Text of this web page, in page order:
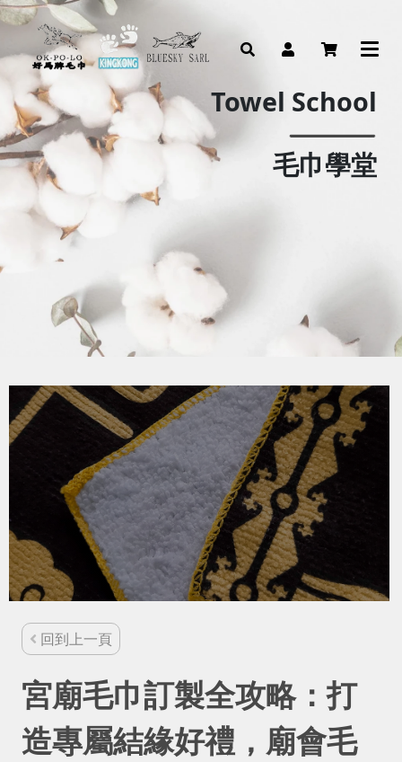
Towel School
毛巾學堂
回到上一頁
宮廟毛巾訂製全攻略：打
造專屬結緣好禮，廟會毛